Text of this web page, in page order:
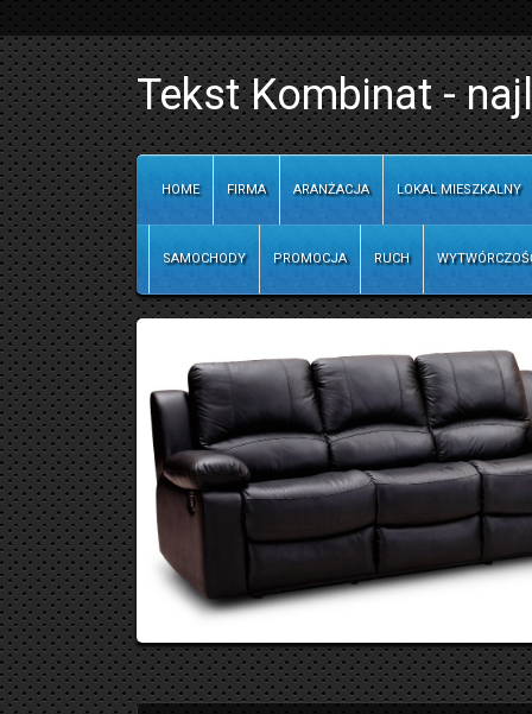
Tekst Kombinat -
HOME FIRMA ARANŻACJA LOKAL MIESZKALNY
SAMOCHODY PROMOCJA RUCH